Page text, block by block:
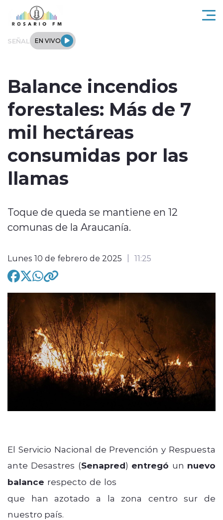
Click acá para ir directamente al contenido
SEÑAL EN VIVO
Regionales
Tendencias
Entrevistas
modo claro
Balance incendios
forestales: Más de 7
mil hectáreas
consumidas por las
llamas
Toque de queda se mantiene en 12
comunas de la Araucanía.
Lunes 10 de febrero de 2025 11:25
El Servicio Nacional de Prevención y Respuesta
ante Desastres (Senapred) entregó un nuevo
balance respecto de los
que han azotado a la zona centro sur de
nuestro país.